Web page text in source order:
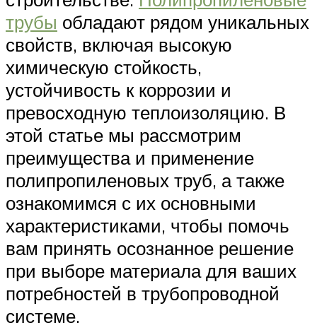
трубы обладают рядом уникальных
свойств, включая высокую
химическую стойкость,
устойчивость к коррозии и
превосходную теплоизоляцию. В
этой статье мы рассмотрим
преимущества и применение
полипропиленовых труб, а также
ознакомимся с их основными
характеристиками, чтобы помочь
вам принять осознанное решение
при выборе материала для ваших
потребностей в трубопроводной
системе.